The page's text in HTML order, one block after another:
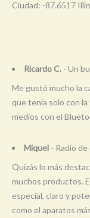
Ciudad: -87.6517
Ricardo C. - Un
Me gustó mucho la
que tenia solo con
medios con el
Miquel - Radio de
Quizás lo más
muchos productos.
especial, claro y
como el aparatos